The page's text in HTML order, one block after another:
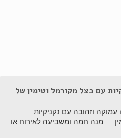
עם בצל מקורמל וטימין של
וזהובה עם נקניקיות
— מנה חמה ומשביעה לאירוח או